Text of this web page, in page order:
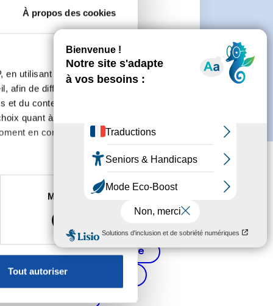
À propos des cookies
en utilisant des
afin de diffuser des
du contenu, ainsi que de
quant à l'utilisation de
en consultant la
à plusieurs mètres près
reportez-vous à lasection «
sur les cookies.
Marketing
Tout autoriser
créer un compte.
Cancer de la prostate
de l'utérus, ovaires)